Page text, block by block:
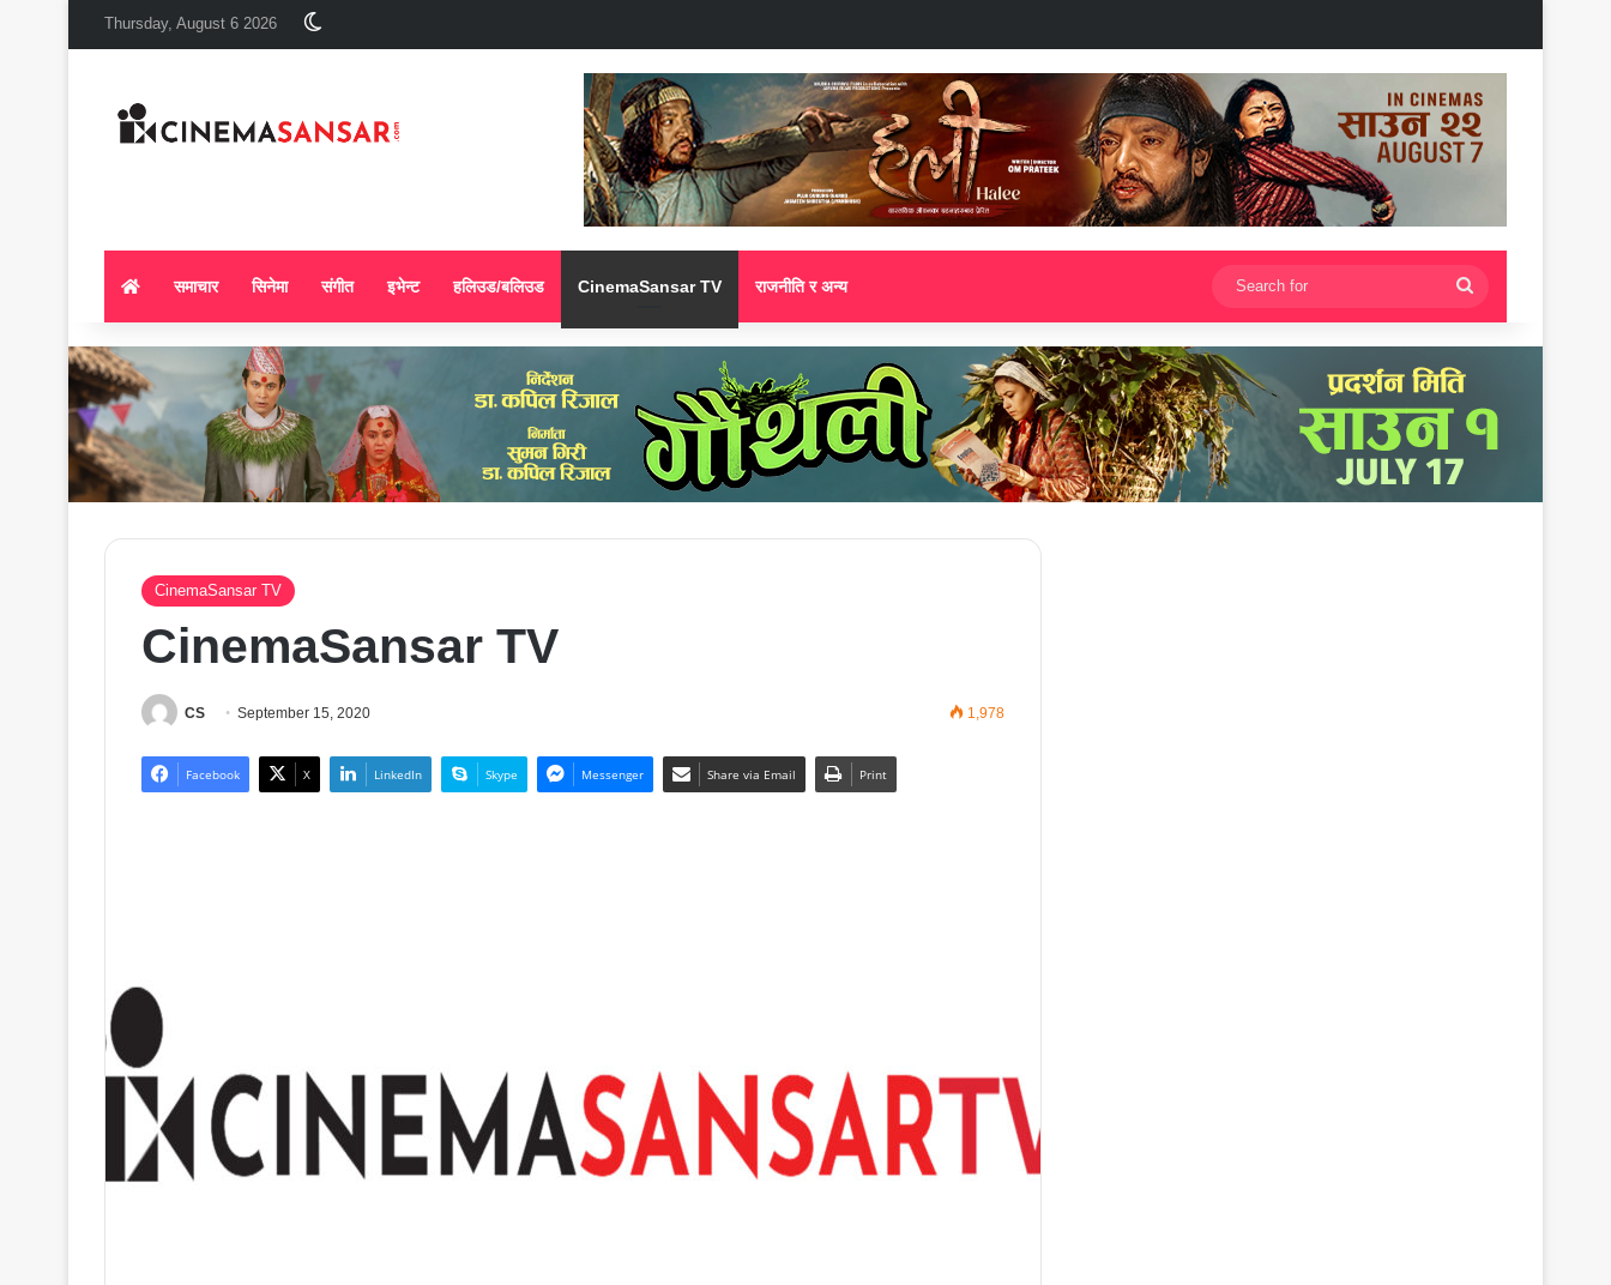
Thursday, August 6 2026
समाचार सिनेमा संगीत इभेन्ट हलिउड/बलिउड CinemaSansar TV राजनीति र अन्य
for
CinemaSansar TV
CinemaSansar TV
CS September 15, 2020 1,978
Facebook X LinkedIn Skype Messenger Share via Email Print